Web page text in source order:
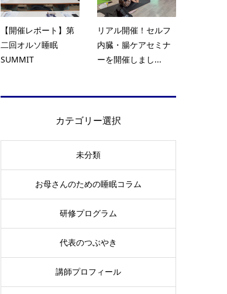
【開催レポート】第
二回オルソ睡眠
SUMMIT
リアル開催！セルフ
内臓・腸ケアセミナ
ーを開催しまし...
カテゴリー選択
未分類
お母さんのための睡眠コラム
研修プログラム
代表のつぶやき
講師プロフィール